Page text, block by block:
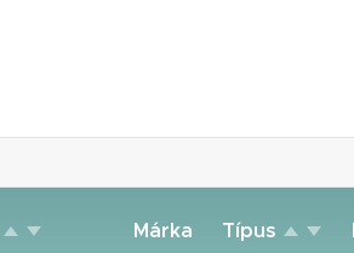
Márka Típus